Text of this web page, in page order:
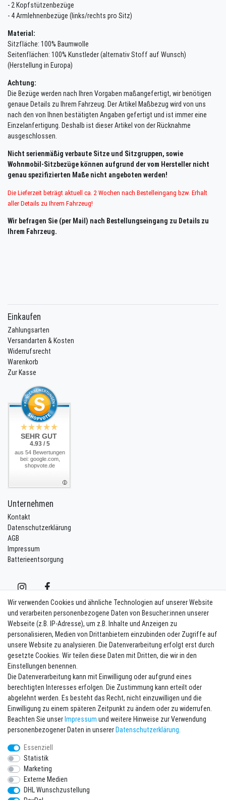
- 2 Kopfstützenbezüge
- 4 Armlehnenbezüge (links/rechts pro Sitz)
Material:
Sitzfläche: 100% Baumwolle
Seitenflächen: 100% Kunstleder (alternativ Stoff auf Wunsch)
(Herstellung in Europa)
Achtung:
Die Bezüge werden nach Ihren Vorgaben maßangefertigt, wir benötigen
genaue Details zu Ihrem Fahrzeug. Der Artikel Maßbezug wird von uns
nach den von Ihnen bestätigten Angaben gefertigt und ist immer eine
Einzelanfertigung. Deshalb ist dieser Artikel von der Rücknahme
ausgeschlossen.
Nicht serienmäßig verbaute Sitze und Sitzgruppen, sowie
Wohnmobil-Sitzbezüge können aufgrund der vom Hersteller nicht
genau spezifizierten Maße nicht angeboten werden!
Die Lieferzeit beträgt aktuell ca. 2Wochen nach Bestelleingang bzw. Erhalt
aller Details zu Ihrem Fahrzeug!
Wir befragen Sie (per Mail) nach Bestellungseingang zu Details zu
Ihrem Fahrzeug.
Einkaufen
Zahlungsarten
Versandarten & Kosten
Widerrufsrecht
Warenkorb
Zur Kasse
SEHR GUT
4.93 / 5
aus 54 Bewertungen
bei: google.com,
shopvote.de
Unternehmen
Kontakt
Datenschutzerklärung
AGB
Impressum
Batterieentsorgung
Vertrag widerrufen Kontakt
Newsletter eintragen
Melde Dich an um alle Vorteile zu genießen. Plus 10 EUR Gutschein für
die Newsletteranmeldung, einlösbar ab 75 EUR Warenwert!
E-MAIL **
Newsletter
Honig
Hiermit bestätige ich, dass ich dieDaten­schutz­erklärunggelesen habe. Meine
Einwilligung kann ich jederzeit widerrufen.**
* Pflichtfeld
Wir verwenden Cookies und ähnliche Technologien auf unserer Website
und verarbeiten personenbezogene Daten von Besucher:innen unserer
Webseite (z.B. IP-Adresse), um z.B. Inhalte und Anzeigen zu
personalisieren, Medien von Drittanbietern einzubinden oder Zugriffe auf
unsere Website zu analysieren. Die Datenverarbeitung erfolgt erst durch
gesetzte Cookies. Wir teilen diese Daten mit Dritten, die wir in den
Einstellungen benennen.
Die Datenverarbeitung kann mit Einwilligung oder aufgrund eines
berechtigten Interesses erfolgen. Die Zustimmung kann erteilt oder
abgelehnt werden. Es besteht das Recht, nicht einzuwilligen und die
Einwilligung zu einem späteren Zeitpunkt zu ändern oder zu widerrufen.
Beachten Sie unserImpressum und weitere Hinweise zur Verwendung
personenbezogener Daten in unsererDaten­schutz­erklärung.
Essenziell
Statistik
Marketing
Externe Medien
DHL Wunschzustellung